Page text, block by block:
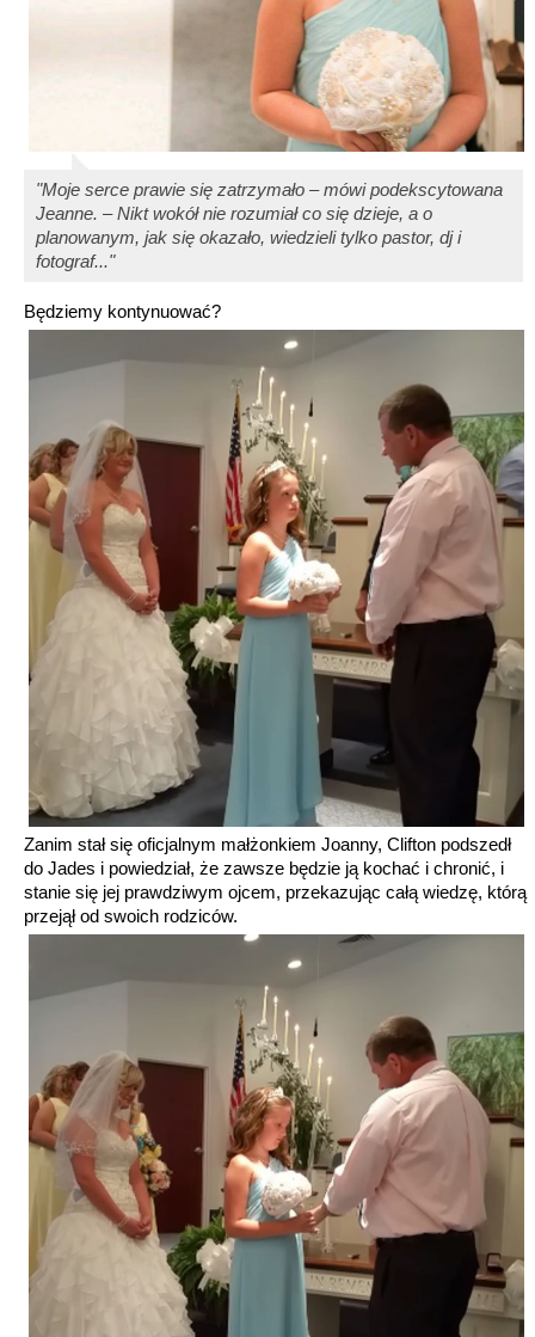
"Moje serce prawie się zatrzymało – mówi podekscytowana
Jeanne. – Nikt wokół nie rozumiał co się dzieje, a o
planowanym, jak się okazało, wiedzieli tylko pastor, dj i
fotograf..."
Będziemy kontynuować?
Zanim stał się oficjalnym małżonkiem Joanny, Clifton podszedł
do Jades i powiedział, że zawsze będzie ją kochać i chronić, i
stanie się jej prawdziwym ojcem, przekazując całą wiedzę, którą
przejął od swoich rodziców.